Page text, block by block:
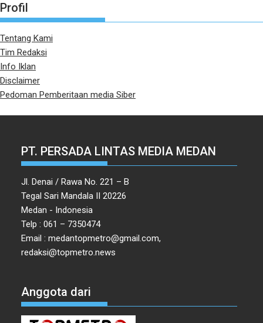
Profil
Tentang Kami
Tim Redaksi
Info Iklan
Disclaimer
Pedoman Pemberitaan media Siber
PT. PERSADA LINTAS MEDIA MEDAN
Jl. Denai / Rawa No. 221 – B
Tegal Sari Mandala II 20226
Medan - Indonesia
Telp : 061 – 7350474
Email : medantopmetro@gmail.com,
redaksi@topmetro.news
Anggota dari